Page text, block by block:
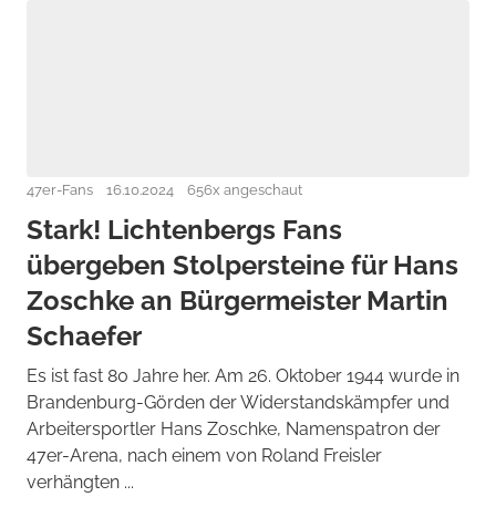
47er-Fans 16.10.2024 656x angeschaut
Stark! Lichtenbergs Fans
übergeben Stolpersteine für Hans
Zoschke an Bürgermeister Martin
Schaefer
Es ist fast 80 Jahre her. Am 26. Oktober 1944 wurde in
Brandenburg-Görden der Widerstandskämpfer und
Arbeitersportler Hans Zoschke, Namenspatron der
47er-Arena, nach einem von Roland Freisler
verhängten ...